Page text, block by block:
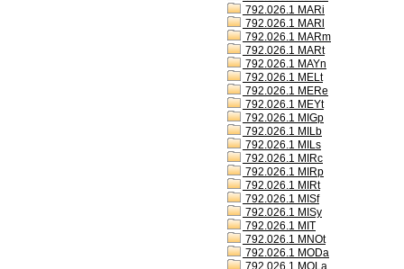
792.026.1 MARi
792.026.1 MARl
792.026.1 MARm
792.026.1 MARt
792.026.1 MAYn
792.026.1 MELt
792.026.1 MERe
792.026.1 MEYt
792.026.1 MIGp
792.026.1 MILb
792.026.1 MILs
792.026.1 MIRc
792.026.1 MIRp
792.026.1 MIRt
792.026.1 MISf
792.026.1 MISy
792.026.1 MIT
792.026.1 MNOt
792.026.1 MODa
792.026.1 MOLa